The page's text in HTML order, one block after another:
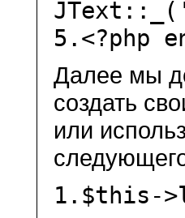
JText::_(
5. <?php
Далее мы
создать
или
1. $this -